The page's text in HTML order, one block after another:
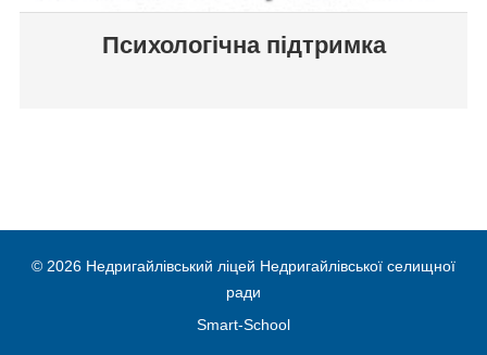
Психологічна підтримка
© 2026 Недригайлівський ліцей Недригайлівської селищної
ради
Smart-School